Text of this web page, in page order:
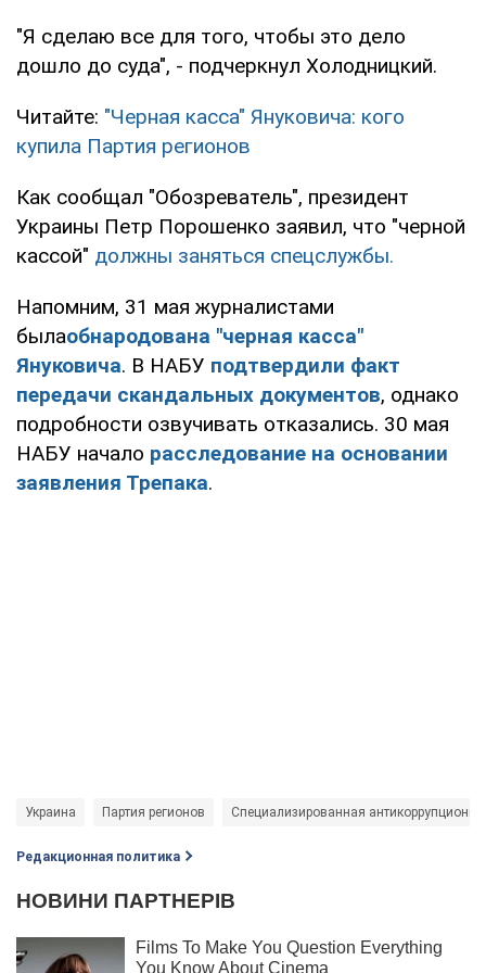
"Я сделаю все для того, чтобы это дело
дошло до суда", - подчеркнул Холодницкий.
Читайте: "Черная касса" Януковича: кого
купила Партия регионов
Как сообщал "Обозреватель", президент
Украины Петр Порошенко заявил, что "черной
кассой" должны заняться спецслужбы.
Напомним, 31 мая журналистами
былаобнародована "черная касса"
Януковича. В НАБУ подтвердили факт
передачи скандальных документов, однако
подробности озвучивать отказались. 30 мая
НАБУ начало расследование на основании
заявления Трепака.
Украина Партия регионов Специализированная
Редакционная политика